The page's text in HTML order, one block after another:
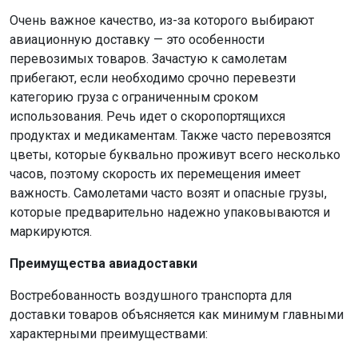
Очень важное качество, из-за которого выбирают
авиационную доставку — это особенности
перевозимых товаров. Зачастую к самолетам
прибегают, если необходимо срочно перевезти
категорию груза с ограниченным сроком
использования. Речь идет о скоропортящихся
продуктах и медикаментам. Также часто перевозятся
цветы, которые буквально проживут всего несколько
часов, поэтому скорость их перемещения имеет
важность. Самолетами часто возят и опасные грузы,
которые предварительно надежно упаковываются и
маркируются.
Преимущества авиадоставки
Востребованность воздушного транспорта для
доставки товаров объясняется как минимум главными
характерными преимуществами: